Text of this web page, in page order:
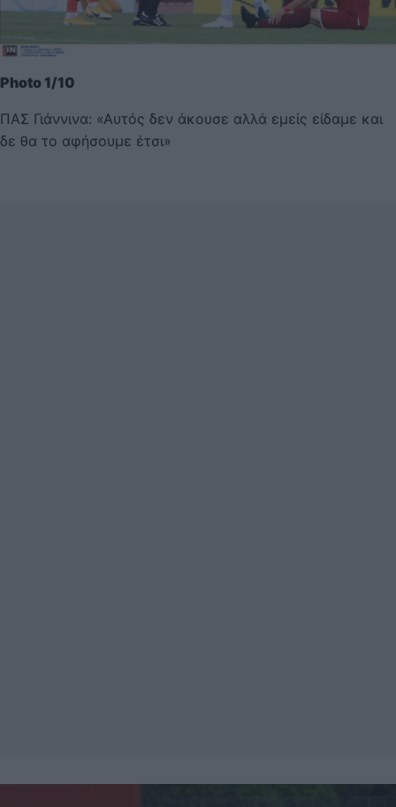
Photo 1/10
ΠΑΣ Γιάννινα: «Αυτός δεν άκουσε αλλά εμείς είδαμε και
δε θα το αφήσουμε έτσι»